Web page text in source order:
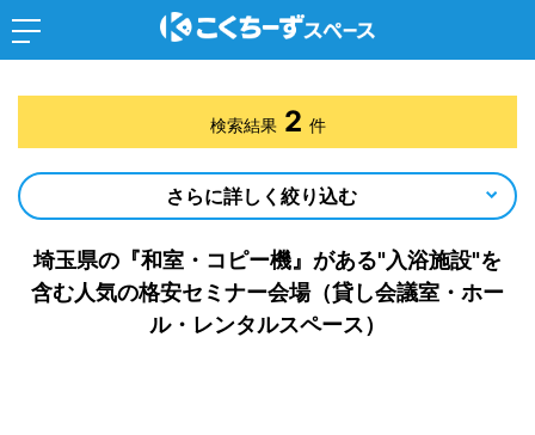
埼玉県の『和室・コピー機』がある"入浴施設"を
含む人気の格安セミナー会場（貸し会議室・ホー
ル・レンタルスペース）
検索結果 2 件
さらに詳しく絞り込む